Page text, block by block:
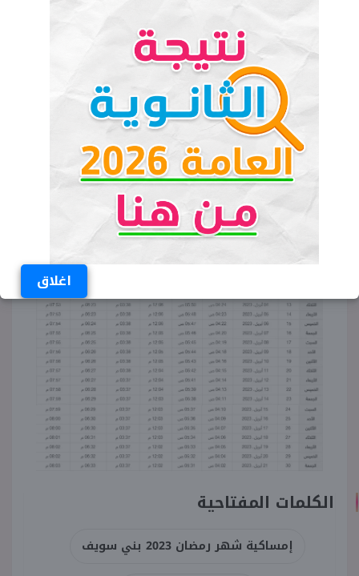
اغلاق
المغرب 6:21 – العشاء: 7:51
اقرأ المزيد: إمساكية رمضان 2023
محافظة السويس بمواقيت الصلاة
الكلمات المفتاحية
إمساكية شهر رمضان 2023 بني سويف